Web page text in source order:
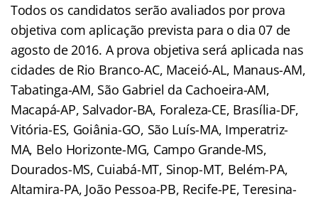
Todos os candidatos serão avaliados por prova
objetiva com aplicação prevista para o dia 07 de
agosto de 2016. A prova objetiva será aplicada nas
cidades de Rio Branco-AC, Maceió-AL, Manaus-AM,
Tabatinga-AM, São Gabriel da Cachoeira-AM,
Macapá-AP, Salvador-BA, Foraleza-CE, Brasília-DF,
Vitória-ES, Goiânia-GO, São Luís-MA, Imperatriz-
MA, Belo Horizonte-MG, Campo Grande-MS,
Dourados-MS, Cuiabá-MT, Sinop-MT, Belém-PA,
Altamira-PA, João Pessoa-PB, Recife-PE, Teresina-